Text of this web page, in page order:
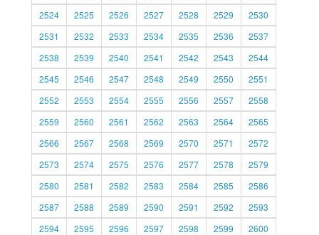
2524
2525 2526 2527 2528 2529
2530
2531
2532 2533 2534 2535 2536
2537
2538
2539 2540 2541 2542 2543
2544
2545
2546 2547 2548 2549 2550
2551
2552
2553 2554 2555 2556 2557
2558
2559
2560 2561 2562 2563 2564
2565
2566
2567 2568 2569 2570 2571
2572
2573
2574 2575 2576 2577 2578
2579
2580
2581 2582 2583 2584 2585
2586
2587
2588 2589 2590 2591 2592
2593
2594
2595 2596 2597 2598 2599
2600